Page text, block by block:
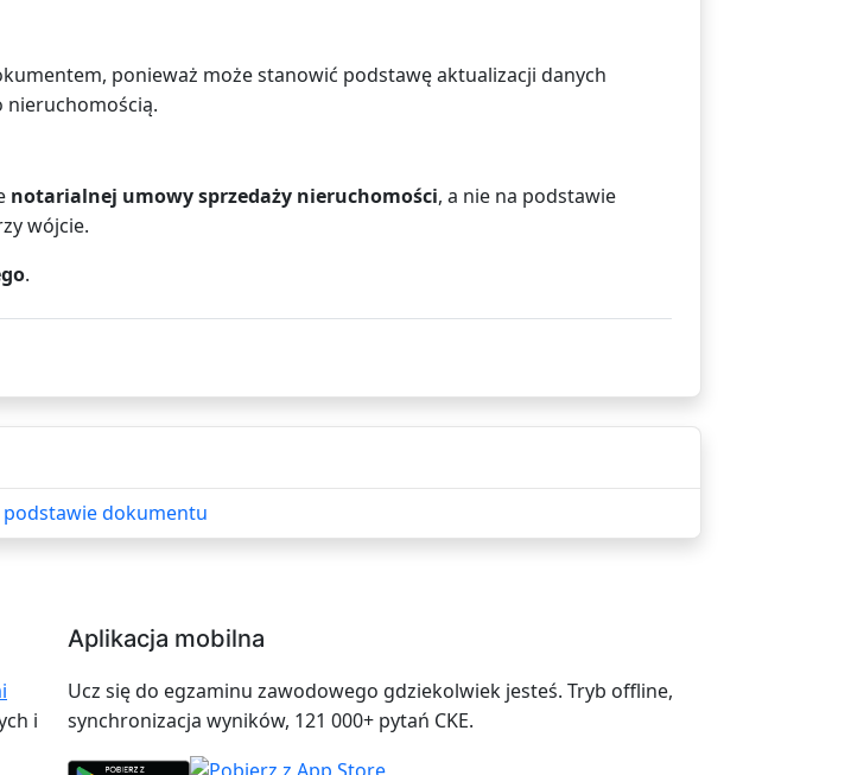
ponieważ może stanowić podstawę aktualizacji danych
nieruchomością.
notarialnej umowy sprzedaży nieruchomości, a nie na podstawie
wójcie.
.
podstawie dokumentu
i
Aplikacja mobilna
Ucz się do egzaminu zawodowego gdziekolwiek jesteś. Tryb offline,
synchronizacja wyników, 121 000+ pytań CKE.